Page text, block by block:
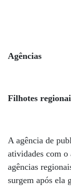
Agências
Filhotes
A agência de
atividades com o
agências
surgem após ela